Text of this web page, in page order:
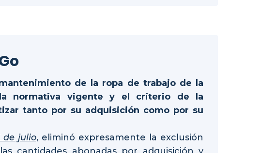
de la ropa de trabajo de la
normativa vigente y el criterio de la
tanto por su adquisición como por su
de julio, eliminó expresamente la exclusión